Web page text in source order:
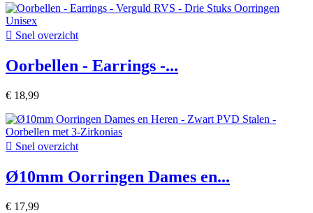
 Snel overzicht
Oorbellen - Earrings -...
€ 18,99
 Snel overzicht
Ø10mm Oorringen Dames en...
€ 17,99